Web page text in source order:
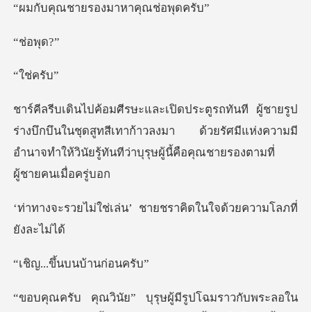
ยรองมาหาคุณ
อพุ
่คร
กบึนในชุดสูทสีเทาก้าวลงมา ด้วยรัศมีแห่งความมี
อำนาจทำให้วินัย
่น’ ชายชราคิดในใจด้ว
ึ้นบนบ้าน
บพระลอใน